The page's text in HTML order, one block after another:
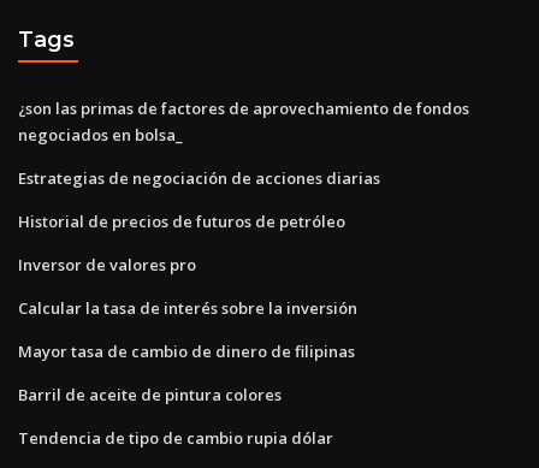
Tags
¿son las primas de factores de aprovechamiento de fondos
negociados en bolsa_
Estrategias de negociación de acciones diarias
Historial de precios de futuros de petróleo
Inversor de valores pro
Calcular la tasa de interés sobre la inversión
Mayor tasa de cambio de dinero de filipinas
Barril de aceite de pintura colores
Tendencia de tipo de cambio rupia dólar